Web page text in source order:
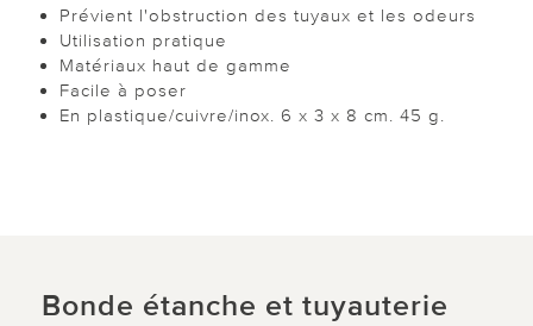
Prévient l'obstruction des tuyaux et les odeurs
Utilisation pratique
Matériaux haut de gamme
Facile à poser
En plastique/cuivre/inox. 6 x 3 x 8 cm. 45 g.
Bonde étanche et tuyauterie